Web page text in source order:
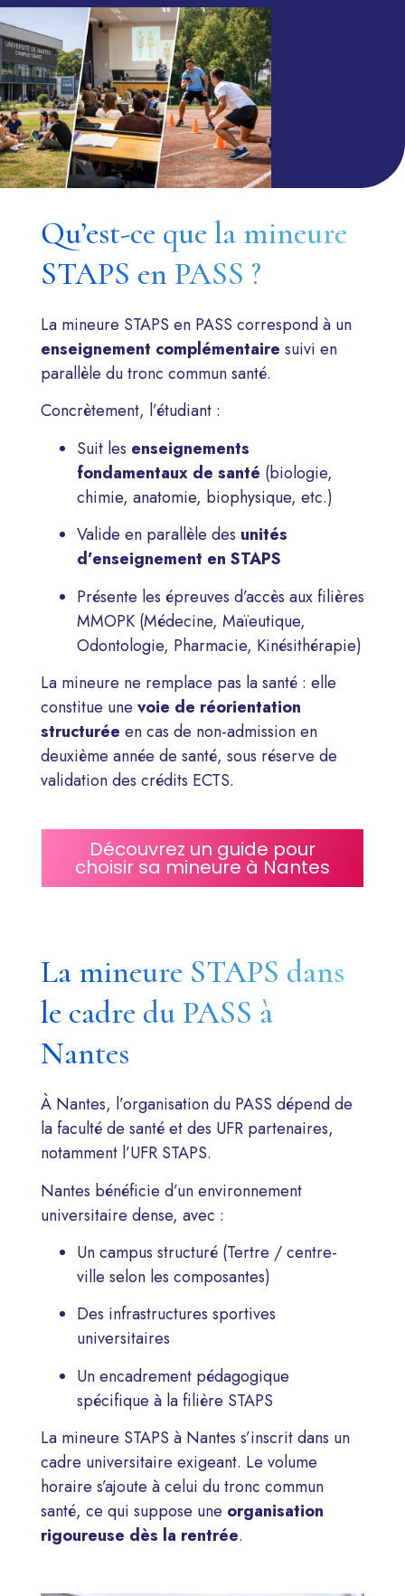
Qu’est-ce que la mineure
STAPS en PASS ?
La mineure STAPS en PASS correspond à un
enseignement complémentaire suivi en
parallèle du tronc commun santé.
Concrètement, l’étudiant :
Suit les enseignements
fondamentaux de santé (biologie,
chimie, anatomie, biophysique, etc.)
Valide en parallèle des unités
d’enseignement en STAPS
Présente les épreuves d’accès aux filières
MMOPK (Médecine, Maïeutique,
Odontologie, Pharmacie, Kinésithérapie)
La mineure ne remplace pas la santé : elle
constitue une voie de réorientation
structurée en cas de non-admission en
deuxième année de santé, sous réserve de
validation des crédits ECTS.
Découvrez un guide pour
choisir sa mineure à Nantes
La mineure STAPS dans
le cadre du PASS à
Nantes
À Nantes, l’organisation du PASS dépend de
la faculté de santé et des UFR partenaires,
notamment l’UFR STAPS.
Nantes bénéficie d’un environnement
universitaire dense, avec :
Un campus structuré (Tertre / centre-
ville selon les composantes)
Des infrastructures sportives
universitaires
Un encadrement pédagogique
spécifique à la filière STAPS
La mineure STAPS à Nantes s’inscrit dans un
cadre universitaire exigeant. Le volume
horaire s’ajoute à celui du tronc commun
santé, ce qui suppose une organisation
rigoureuse dès la rentrée.